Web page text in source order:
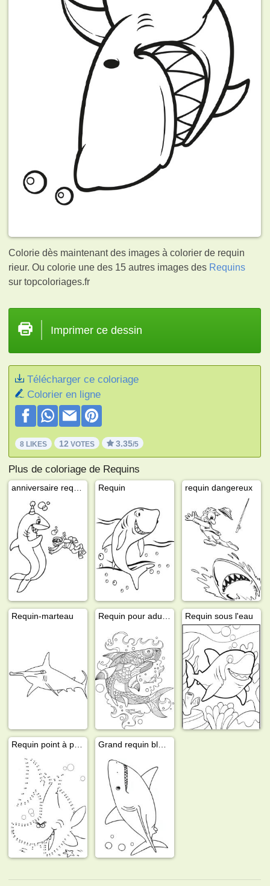
Colorie dès maintenant des images à colorier de requin
rieur. Ou colorie une des 15 autres images des Requins
sur topcoloriages.fr
Imprimer ce dessin
Télécharger ce coloriage
Colorier en ligne
8 LIKES 12 VOTES 3.35/5
Plus de coloriage de Requins
Requin requin dangereux
Requin-marteau Requin sous l'eau